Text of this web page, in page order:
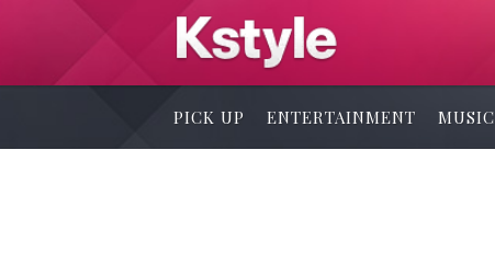
PICK UP ENTERTAINMENT MUSIC